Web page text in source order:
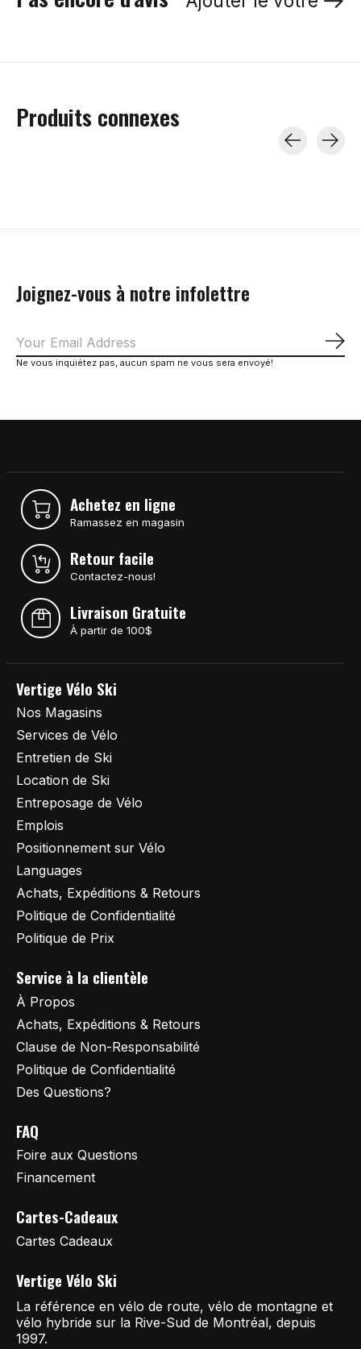
Produits connexes
Joignez-vous à notre infolettre
Ne vous inquiétez pas, aucun spam ne vous sera envoyé!
Achetez en ligne
Ramassez en magasin
Retour facile
Contactez-nous!
Livraison Gratuite
À partir de 100$
Vertige Vélo Ski
Nos Magasins
Services de Vélo
Entretien de Ski
Location de Ski
Entreposage de Vélo
Emplois
Positionnement sur Vélo
Languages
Achats, Expéditions & Retours
Politique de Confidentialité
Politique de Prix
Service à la clientèle
À Propos
Achats, Expéditions & Retours
Clause de Non-Responsabilité
Politique de Confidentialité
Des Questions?
FAQ
Foire aux Questions
Financement
Cartes-Cadeaux
Cartes Cadeaux
Vertige Vélo Ski
La référence en vélo de route, vélo de montagne et
vélo hybride sur la Rive-Sud de Montréal, depuis
1997.